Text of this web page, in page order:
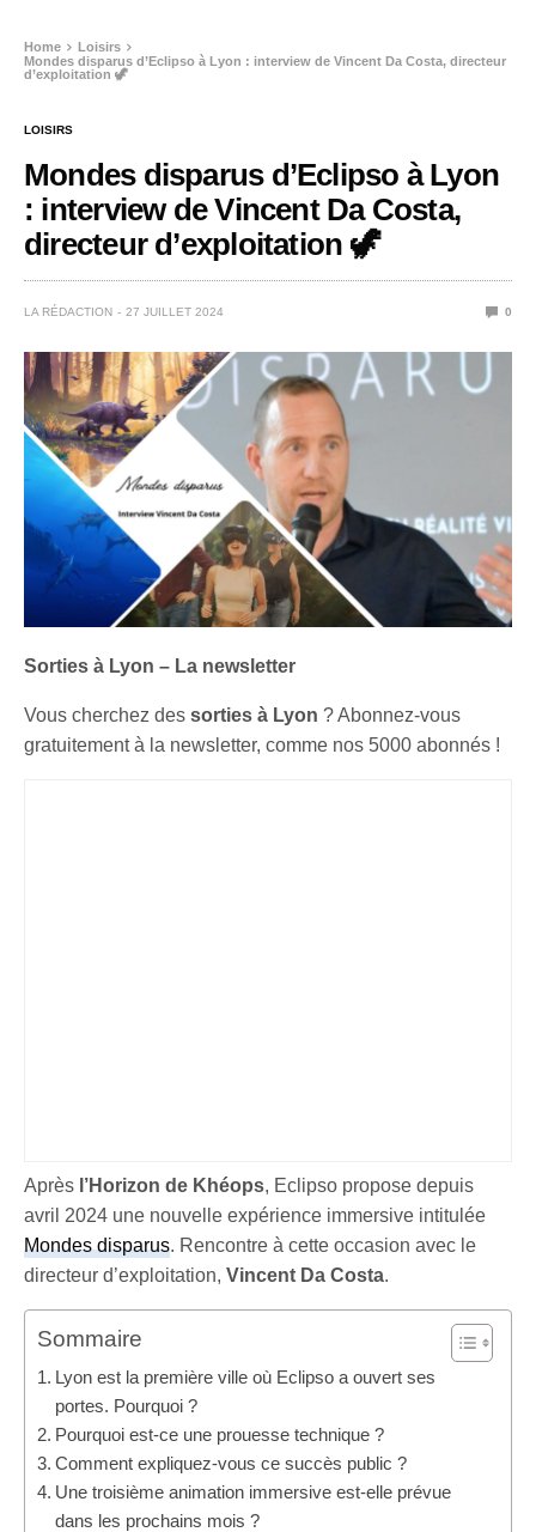
Home
Loisirs
Mondes disparus d’Eclipso à Lyon : interview de Vincent Da Costa, directeur
d’exploitation 🦖
LOISIRS
Mondes disparus d’Eclipso à Lyon
: interview de Vincent Da Costa,
directeur d’exploitation 🦖
LA RÉDACTION 27 JUILLET 2024 0
Sorties à Lyon – La newsletter
Vous cherchez dessorties à Lyon ? Abonnez-vous
gratuitement à la newsletter, comme nos 5000 abonnés !
Après l’Horizon de Khéops, Eclipso propose depuis
avril 2024 une nouvelle expérience immersive intitulée
Mondes disparus. Rencontre à cette occasion avec le
directeur d’exploitation,Vincent Da Costa.
Sommaire
Lyon est la première ville où Eclipso a ouvert ses
portes. Pourquoi ?
Pourquoi est-ce une prouesse technique ?
Comment expliquez-vous ce succès public ?
Une troisième animation immersive est-elle prévue
dans les prochains mois ?